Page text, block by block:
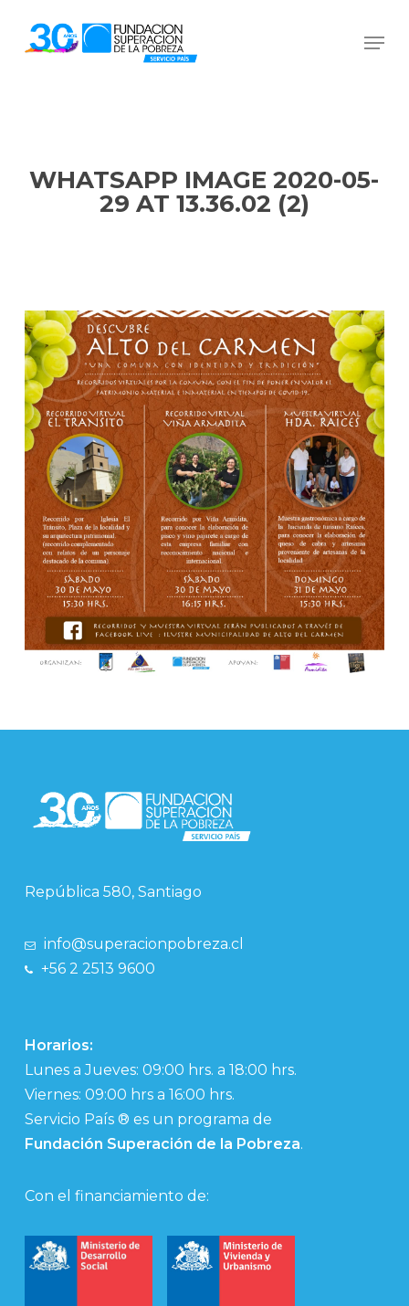
WHATSAPP IMAGE 2020-05-
29 AT 13.36.02 (2)
República 580, Santiago
info@superacionpobreza.cl
+56 2 2513 9600
Horarios:
Lunes a Jueves: 09:00 hrs. a 18:00 hrs.
Viernes: 09:00 hrs a 16:00 hrs.
Servicio País ® es un programa de
Fundación Superación de la Pobreza.
Con el financiamiento de: